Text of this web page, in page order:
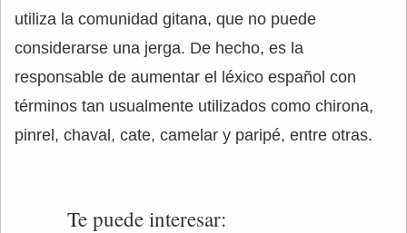
utiliza la comunidad gitana, que no puede
considerarse una jerga. De hecho, es la
responsable de aumentar el léxico español con
términos tan usualmente utilizados como chirona,
pinrel, chaval, cate, camelar y paripé, entre otras.
Te puede interesar: